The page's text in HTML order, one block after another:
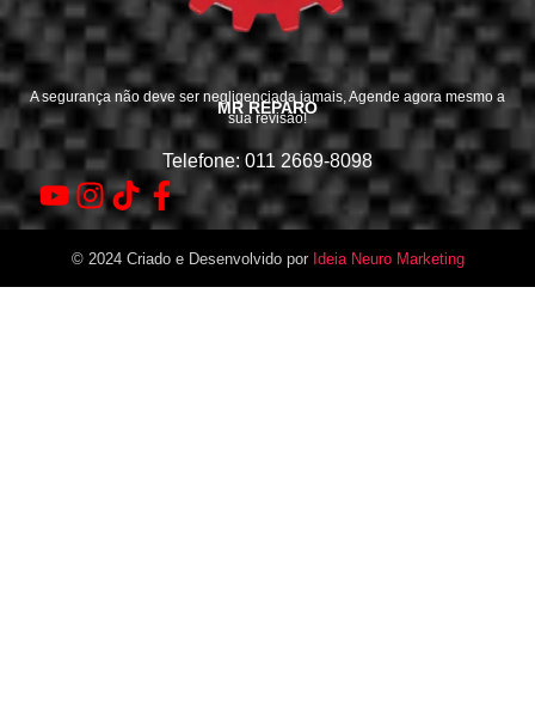
MR REPARO
A segurança não deve ser negligenciada jamais, Agende agora mesmo a
sua revisão!
Telefone: 011 2669-8098
© 2024 Criado e Desenvolvido por Ideia Neuro Marketing